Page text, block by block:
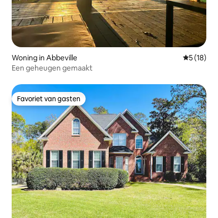
Woning in Abbeville
5 (18)
Een geheugen gemaakt
Favoriet van gasten
Favoriet van gasten